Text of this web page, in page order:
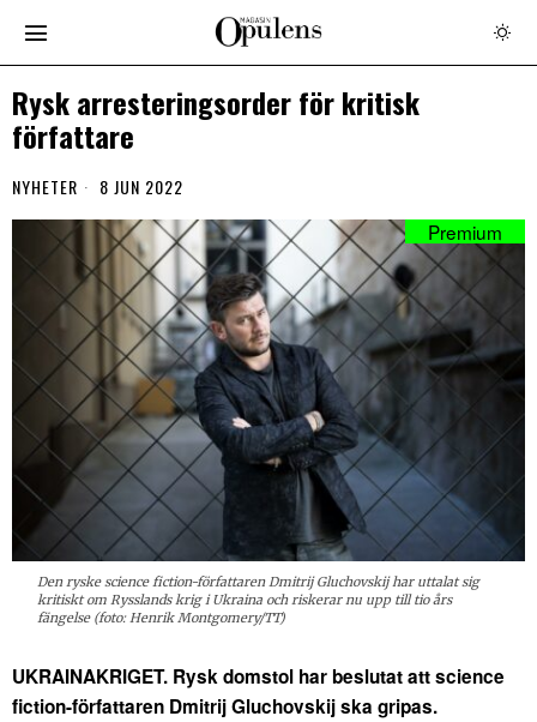
Rysk arresteringsorder för kritisk
författare
NYHETER 8 JUN 2022
Den ryske science fiction-författaren Dmitrij Gluchovskij har uttalat sig
kritiskt om Rysslands krig i Ukraina och riskerar nu upp till tio års
fängelse (foto: Henrik Montgomery/TT)
UKRAINAKRIGET. Rysk domstol har beslutat att science
fiction-författaren Dmitrij Gluchovskij ska gripas.